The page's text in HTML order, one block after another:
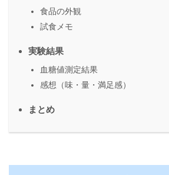
食品の外観
試食メモ
実験結果
血糖値測定結果
感想（味・量・満足感）
まとめ